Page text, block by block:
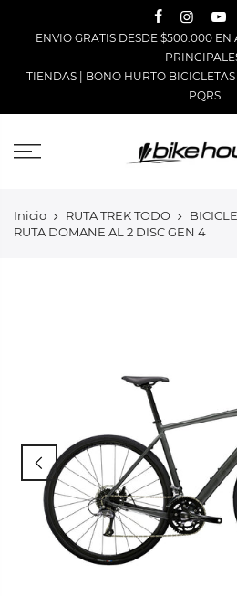
ENVIO GRATIS DESDE $500.000 EN
TIENDAS| BONO HURTO BICICLETAS
PQRS
Inicio RUTA TREK TODO
RUTA DOMANE AL 2 DISC GEN 4